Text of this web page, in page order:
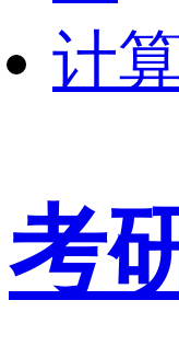
计
考